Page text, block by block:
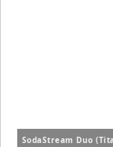
SodaStream Duo